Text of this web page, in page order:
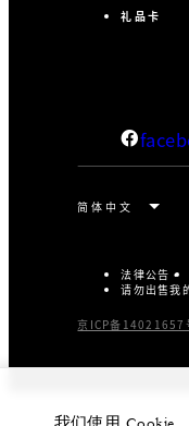
礼品卡
法律公告
请勿出售我
京ICP备14021657